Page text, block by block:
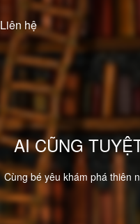
Liên hệ
AI CŨNG
Cùng bé yêu khám phá thiên